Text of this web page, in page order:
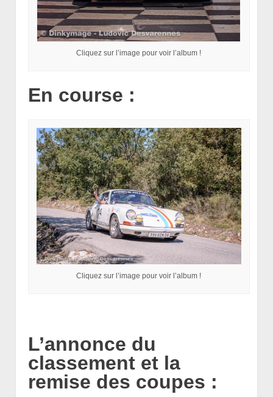
Cliquez sur l’image pour voir l’album !
En course :
Cliquez sur l’image pour voir l’album !
L’annonce du
classement et la
remise des coupes :